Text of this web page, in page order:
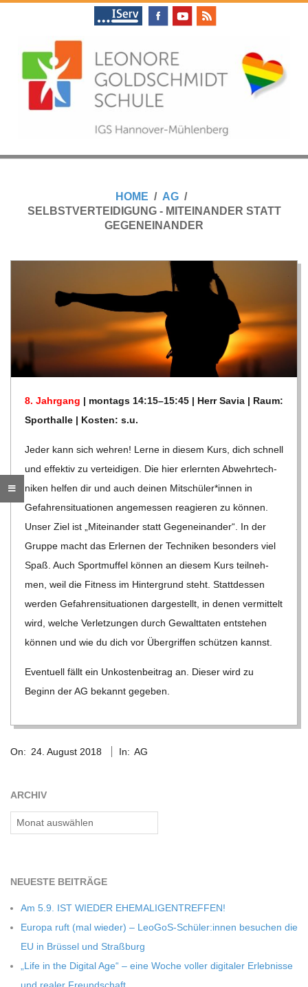
L
N
R
E
G
O
L
D
S
C
H
M
I
D
T
S
C
H
HOME
AG
SELBSTVERTEIDIGUNG - MITEINANDER STATT
GEGENEINANDER
8. Jahr­gang | mon­tags 14:15–15:45 | Herr Savia | Raum:
Sport­halle | Kos­ten: s.u.
Jeder kann sich weh­ren! Lerne in die­sem Kurs, dich schnell
und effek­tiv zu ver­tei­di­gen. Die hier erlern­ten Abwehr­tech­
ni­ken hel­fen dir und auch dei­nen Mitschüler*innen in
Gefah­ren­si­tua­tio­nen ange­mes­sen reagie­ren zu kön­nen.
Unser Ziel ist „Mit­ein­an­der statt Gegen­ein­an­der“. In der
Gruppe macht das Erler­nen der Tech­ni­ken beson­ders viel
Spaß. Auch Sport­muf­fel kön­nen an die­sem Kurs teil­neh­
men, weil die Fit­ness im Hin­ter­grund steht. Statt­des­sen
wer­den Gefah­ren­si­tua­tio­nen dar­ge­stellt, in denen ver­mit­telt
wird, wel­che Ver­let­zun­gen durch Gewalt­ta­ten ent­ste­hen
kön­nen und wie du dich vor Über­grif­fen schüt­zen kannst.
Even­tu­ell fällt ein Unkos­ten­bei­trag an. Die­ser wird zu
Beginn der AG bekannt gegeben.
08-
On: 24. August 2018 In: AG
ARCHIV
Archiv
NEU­ESTE BEITRÄGE
Am 5.9. IST WIEDER EHEMALIGENTREFFEN!
Europa ruft (mal wie­der) – LeoGoS-Schüler:innen besu­chen die
EU in Brüs­sel und Straßburg
„Life in the Digi­tal Age“ – eine Woche vol­ler digi­ta­ler Erleb­nisse